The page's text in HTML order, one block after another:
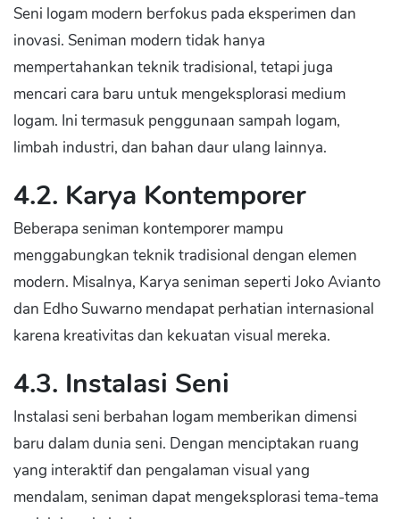
Seni logam modern berfokus pada eksperimen dan
inovasi. Seniman modern tidak hanya
mempertahankan teknik tradisional, tetapi juga
mencari cara baru untuk mengeksplorasi medium
logam. Ini termasuk penggunaan sampah logam,
limbah industri, dan bahan daur ulang lainnya.
4.2. Karya Kontemporer
Beberapa seniman kontemporer mampu
menggabungkan teknik tradisional dengan elemen
modern. Misalnya, Karya seniman seperti Joko Avianto
dan Edho Suwarno mendapat perhatian internasional
karena kreativitas dan kekuatan visual mereka.
4.3. Instalasi Seni
Instalasi seni berbahan logam memberikan dimensi
baru dalam dunia seni. Dengan menciptakan ruang
yang interaktif dan pengalaman visual yang
mendalam, seniman dapat mengeksplorasi tema-tema